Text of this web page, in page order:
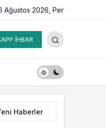
Ağustos 2026, Per
İHBAR
Haberler